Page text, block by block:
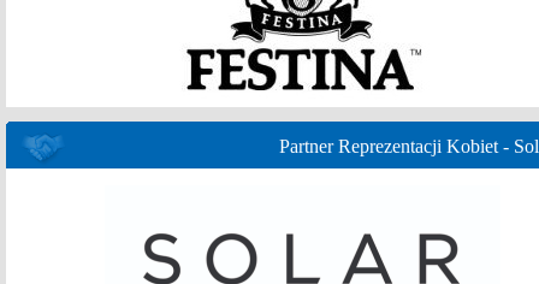
Partner Reprezentacji Kobiet -